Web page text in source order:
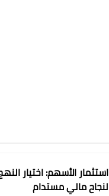
استثمار الأسهم: اختيار
لنجاح مالي مستدام